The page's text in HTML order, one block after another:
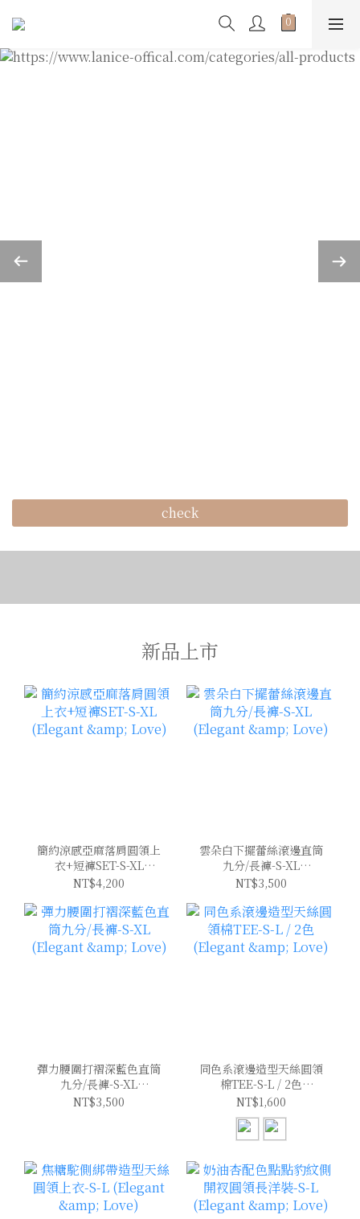
check
新品上市
簡約涼感亞麻落肩圓領上
衣+短褲SET-S-XL
(Elegant & Love)
NT$4,200
雲朵白下擺蕾絲滾邊直筒
九分/長褲-S-XL
(Elegant & Love)
NT$3,500
彈力腰圍打褶深藍色直筒
九分/長褲-S-XL
(Elegant & Love)
NT$3,500
同色系滾邊造型天絲圓領
棉TEE-S-L / 2色
(Elegant & Love)
NT$1,600